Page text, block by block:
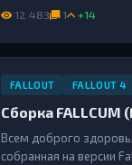
неожиданных
12 483 1 +14
FALLOUT FALLOUT 4
Сборка FALLCUM
Всем доброго
собранная на версии